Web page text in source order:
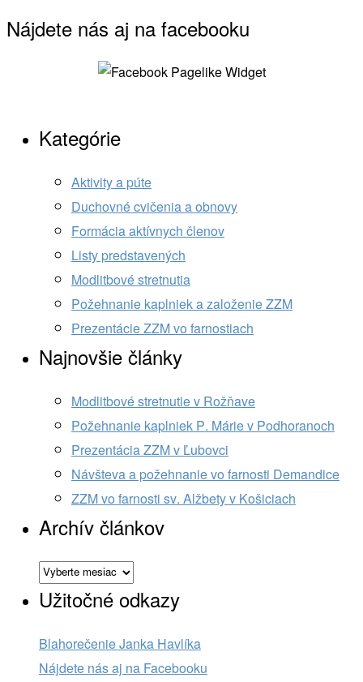
Nájdete nás aj na facebooku
Kategórie
Aktivity a púte
Duchovné cvičenia a obnovy
Formácia aktívnych členov
Listy predstavených
Modlitbové stretnutia
Požehnanie kaplniek a založenie ZZM
Prezentácie ZZM vo farnostiach
Najnovšie články
Modlitbové stretnutie v Rožňave
Požehnanie kaplniek P. Márie v Podhoranoch
Prezentácia ZZM v Ľubovci
Návšteva a požehnanie vo farnosti Demandice
ZZM vo farnosti sv. Alžbety v Košiciach
Archív článkov
Archív
článkov
Užitočné odkazy
Blahorečenie Janka Havlíka
Nájdete nás aj na Facebooku